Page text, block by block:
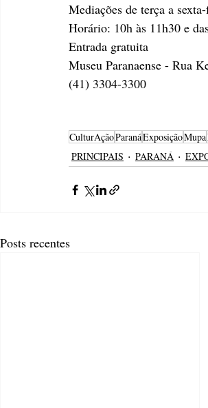
Mediações de terça a
Horário: 10h às 11h30 e
Entrada gratuita
Museu Paranaense - Rua
(41) 3304-3300
CulturAçãoParanáExposiçãoMupa
PRINCIPAIS
PARANÁ
Posts recentes